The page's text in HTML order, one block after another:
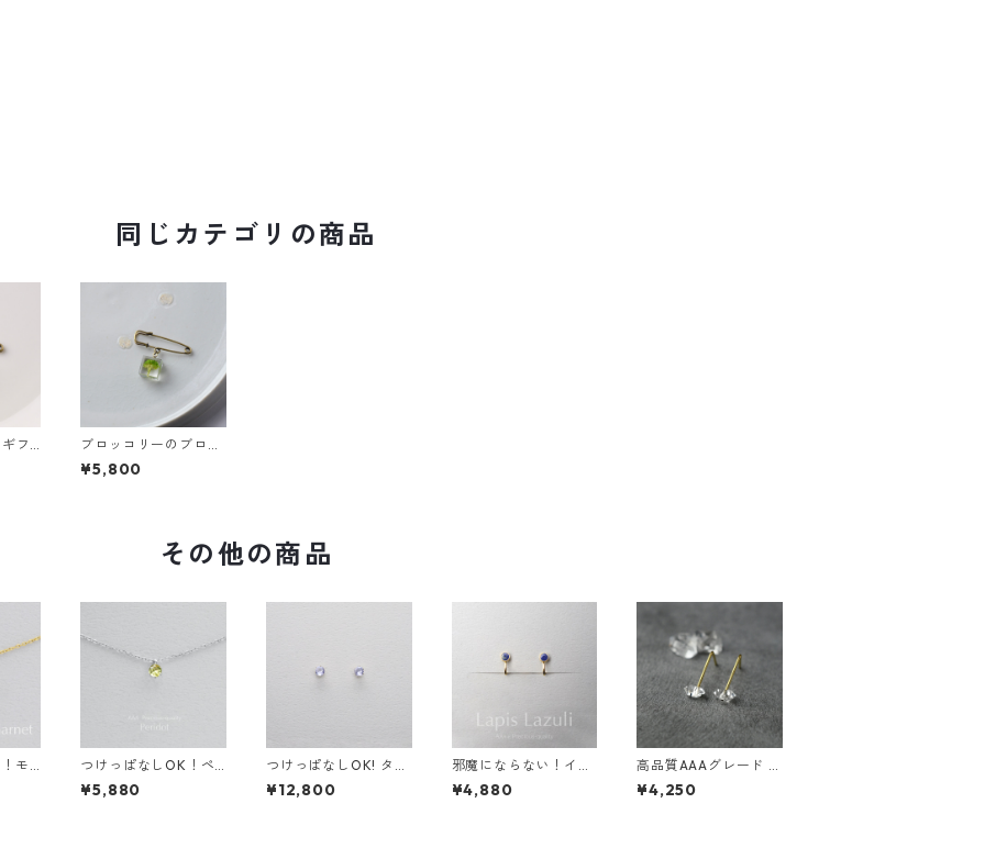
同じカテゴリの商品
フ
ブロッコリーのブロー
チ ギフト 誕生日プレ
ゼント ギフトラッピン
¥5,800
その他の商品
モ
つけっぱなしOK！ペ
リドット 一粒ネックレ
ス AAA 金属アレルギ
¥5,880
つけっぱなしOK! タン
ザナイト ピアス AAA
サージカルステンレス
¥12,800
邪魔にならない！イヤ
リング ラピスラズリ
サージカルステンレス
¥4,880
高品質AAAグレード N
Y産ハーキマーダイヤ
モンドのまち針ピアス
¥4,250